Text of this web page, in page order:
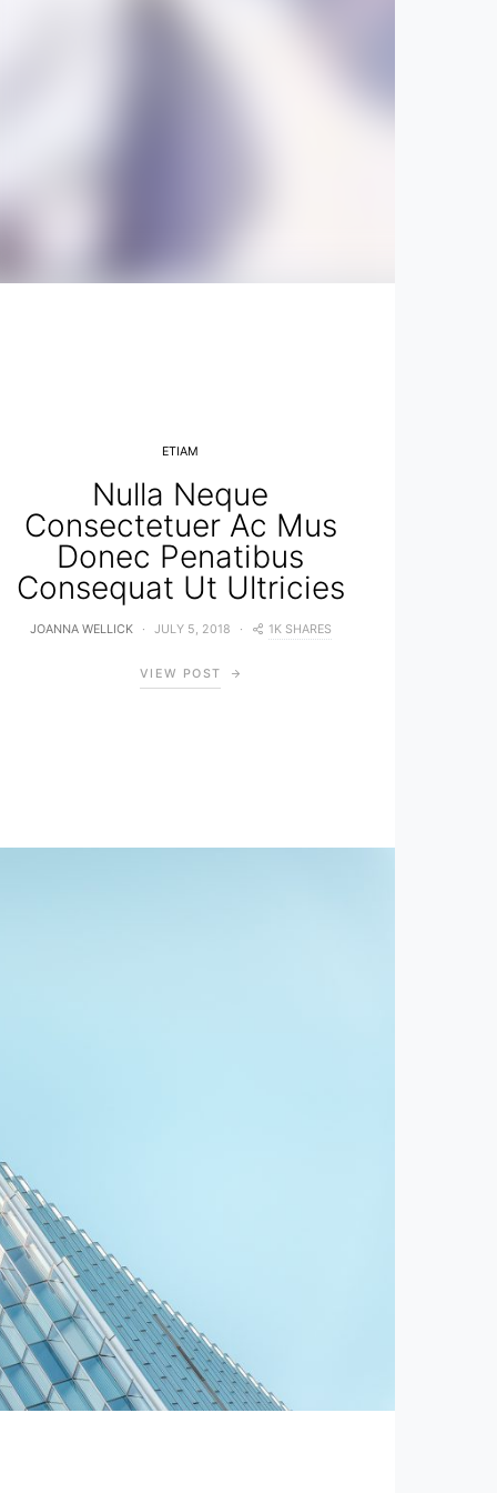
ETIAM
Nulla Neque
Consectetuer Ac Mus
Donec Penatibus
Consequat Ut Ultricies
JOANNA WELLICK JULY 5, 2018 1K SHARES
VIEW POST